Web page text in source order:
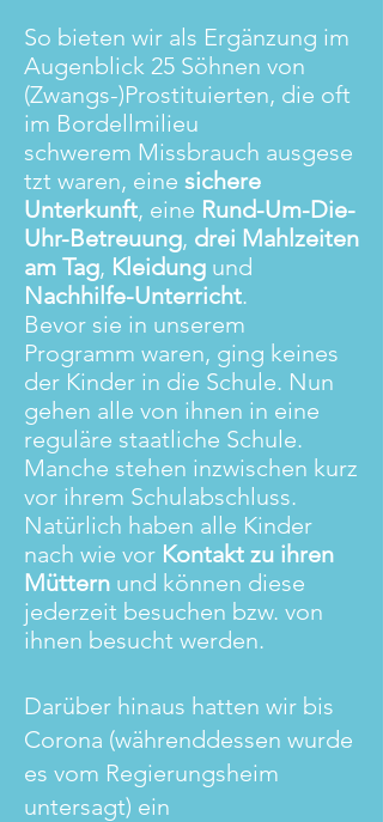
So bieten wir als Ergänzung im
Augenblick 25 Söhnen von
(Zwangs-)Prostituierten, die oft
im Bordellmilieu
schwerem Missbrauch ausgese
tzt waren, eine sichere
Unterkunft, eine Rund-Um-Die-
Uhr-Betreuung, drei Mahlzeiten
am Tag, Kleidung und
Nachhilfe-Unterricht.
Bevor sie in unserem
Programm waren, ging keines
der Kinder in die Schule. Nun
gehen alle von ihnen in eine
reguläre staatliche Schule.
Manche stehen inzwischen kurz
vor ihrem Schulabschluss.
Natürlich haben alle Kinder
nach wie vor Kontakt zu ihren
Müttern und können diese
jederzeit besuchen bzw. von
ihnen besucht werden.
Darüber hinaus hatten wir bis
Corona (währenddessen wurde
es vom Regierungsheim
untersagt) ein